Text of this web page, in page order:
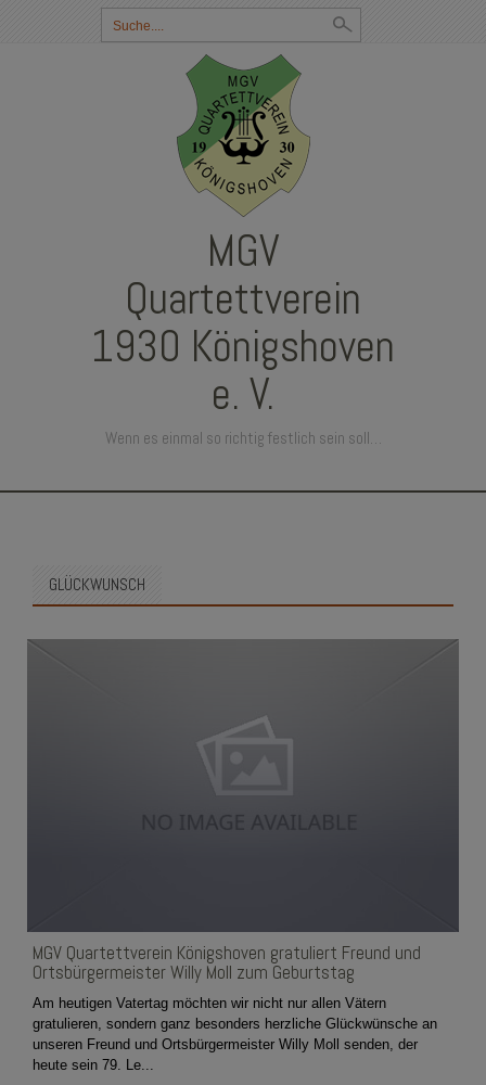
Suchbegriff
eingeben:
MGV
Quartettverein
1930 Königshoven
e. V.
Wenn es einmal so richtig festlich sein soll…
GLÜCKWUNSCH
MGV Quartettverein Königshoven gratuliert Freund und
Ortsbürgermeister Willy Moll zum Geburtstag
Am heutigen Vatertag möchten wir nicht nur allen Vätern
gratulieren, sondern ganz besonders herzliche Glückwünsche an
unseren Freund und Ortsbürgermeister Willy Moll senden, der
heute sein 79. Le...